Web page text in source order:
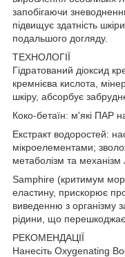
запобігаючи
підвищує здатність
подальшого догляду.
ТЕХНОЛОГІЇ
Гідратований діоксид
кремнієва кислота,
шкіру, абсорбує
Коко-бетаїн: м'які ПАР
Екстракт водоростей:
мікроелементами;
метаболізм та механізм
Samphire (критимум
еластину, прискорює
виведенню з організму
рідини, що перешкоджає
РЕКОМЕНДАЦІЇ
Нанесіть Oxygenating